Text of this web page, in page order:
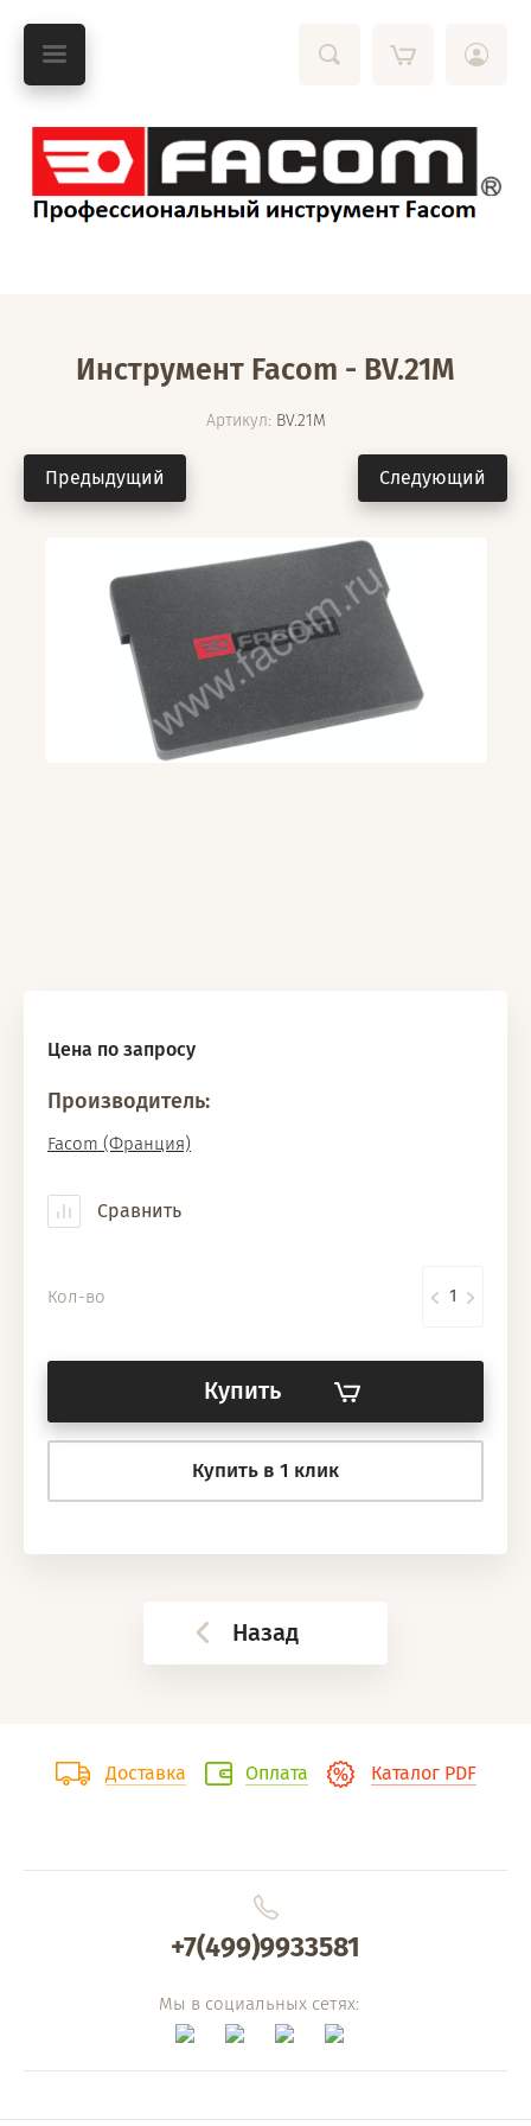
Инструмент Facom - BV.21M
Артикул: BV.21M
Предыдущий Следующий
Цена по запросу
Производитель:
Facom (Франция)
Сравнить
Кол-во
Купить
Купить в 1 клик
Назад
Доставка Оплата Каталог PDF
+7(499)9933581
Мы в социальных сетях: